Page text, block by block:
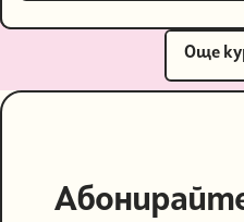
Oще
Oще